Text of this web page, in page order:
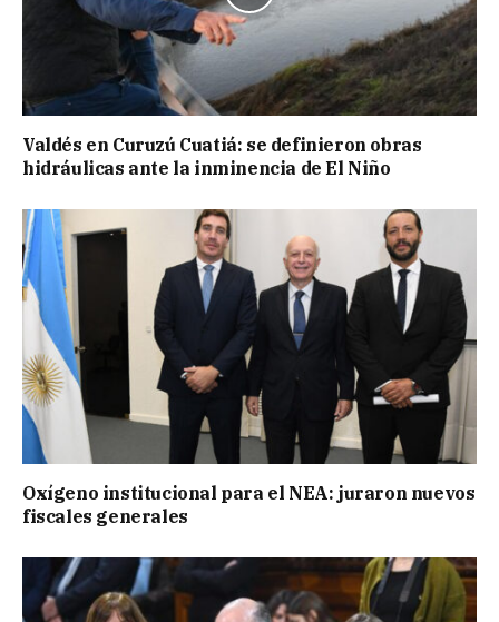
Valdés en Curuzú Cuatiá: se definieron obras
hidráulicas ante la inminencia de El Niño
Oxígeno institucional para el NEA: juraron nuevos
fiscales generales